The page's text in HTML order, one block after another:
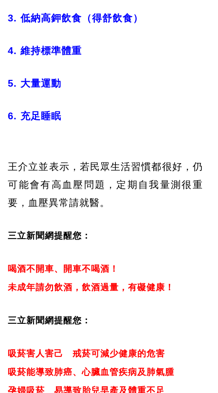
3. 低納高鉀飲食（得舒飲食）
4. 維持標準體重
5. 大量運動
6. 充足睡眠
王介立並表示，若民眾生活習慣都很好，仍
可能會有高血壓問題，定期自我量測很重
要，血壓異常請就醫。
三立新聞網提醒您：
喝酒不開車、開車不喝酒！
未成年請勿飲酒，飲酒過量，有礙健康！
三立新聞網提醒您：
吸菸害人害己 戒菸可減少健康的危害
吸菸能導致肺癌、心臟血管疾病及肺氣腫
孕婦吸菸 易導致胎兒早產及體重不足